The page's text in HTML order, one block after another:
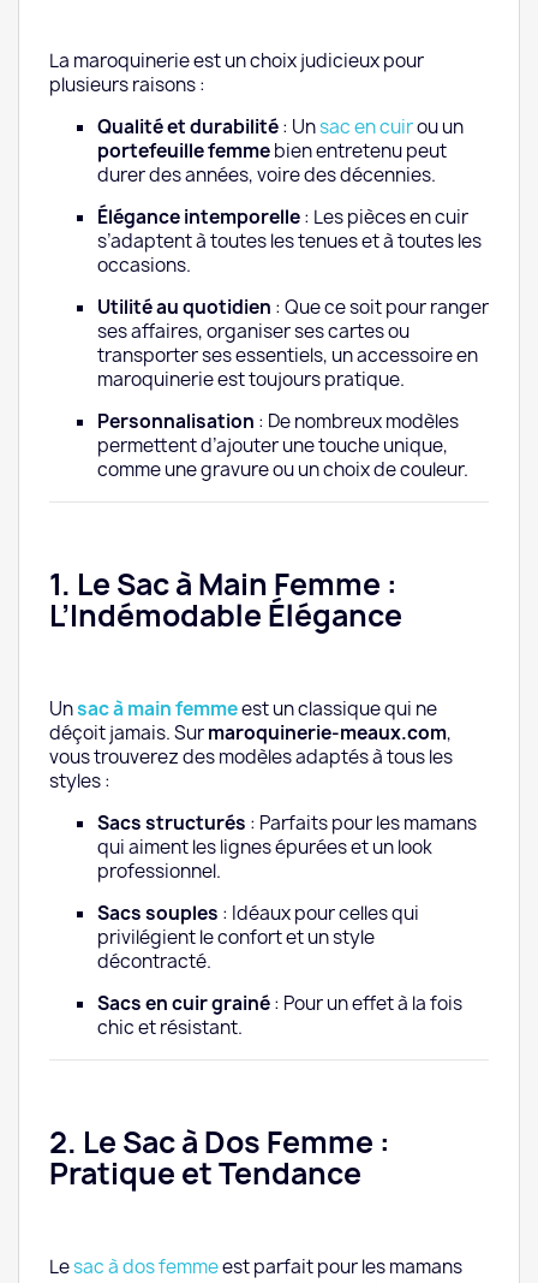
10. Le Tote Bag : Polyvalent et Tendance
Comment Choisir le Bon Cadeau en
Maroquinerie ?
Où Acheter ces Cadeaux en Maroquinerie ?
Conclusion : Offrez un Cadeau qui Traverse le
Temps
La maroquinerie est un choix judicieux pour
plusieurs raisons :
Qualité et durabilité: Unsac en cuirou un
portefeuille femmebien entretenu peut
durer des années, voire des décennies.
Élégance intemporelle: Les pièces en cuir
s’adaptent à toutes les tenues et à toutes les
occasions.
Utilité au quotidien : Que ce soit pour ranger
ses affaires, organiser ses cartes ou
transporter ses essentiels, un accessoire en
maroquinerie est toujours pratique.
Personnalisation : De nombreux modèles
permettent d’ajouter une touche unique,
comme une gravure ou un choix de couleur.
1. Le Sac à Main Femme :
L’Indémodable Élégance
Unsac à main femmeest un classique qui ne
déçoit jamais. Surmaroquinerie-meaux.com,
vous trouverez des modèles adaptés à tous les
styles :
Sacs structurés : Parfaits pour les mamans
qui aiment les lignes épurées et un look
professionnel.
Sacs souples : Idéaux pour celles qui
privilégient le confort et un style
décontracté.
Sacs en cuir grainé: Pour un effet à la fois
chic et résistant.
2. Le Sac à Dos Femme :
Pratique et Tendance
Lesac à dos femmeest parfait pour les mamans